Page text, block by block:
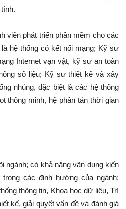
viên phát triển phần mềm cho các
hệ thống có kết nối mạng; Kỹ sư
Internet vạn vật, kỹ sư an toàn
số liệu; Kỹ sư thiết kế và xây
nhúng, đặc biệt là các hệ thống
thông minh, hệ phân tán thời gian
ngành; có khả năng vận dụng kiến
các định hướng của ngành:
thông tin, Khoa học dữ liệu, Trí
kế, giải quyết vấn đề và đánh giá